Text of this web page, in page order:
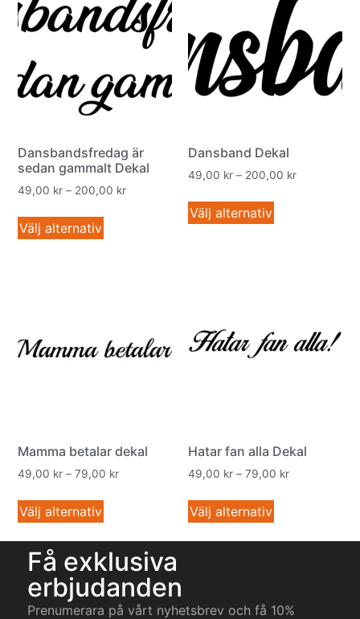
Dansbandsfredag är
sedan gammalt Dekal
49,00 kr – 200,00 kr
Välj alternativ
Dansband Dekal
49,00 kr – 200,00 kr
Välj alternativ
Mamma betalar dekal
49,00 kr – 79,00 kr
Välj alternativ
Hatar fan alla Dekal
49,00 kr – 79,00 kr
Välj alternativ
Få exklusiva
erbjudanden
Prenumerara på vårt nyhetsbrev och få 10%